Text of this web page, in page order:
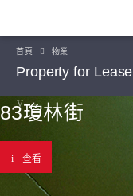
首頁 物業
Property for Lease
83瓊林街
查看